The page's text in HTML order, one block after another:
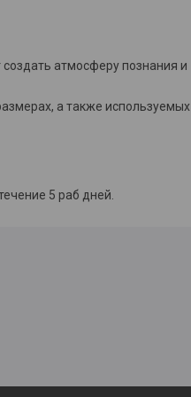
атмосферу познания и
а также используемых
5 раб дней.